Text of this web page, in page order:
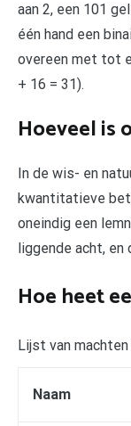
aan 2, een 101
één hand een
overeen met tot
+ 16 = 31).
Hoeveel is
In de wis- en
kwantitatieve
oneindig een
liggende acht,
Hoe heet
Lijst van
Naam